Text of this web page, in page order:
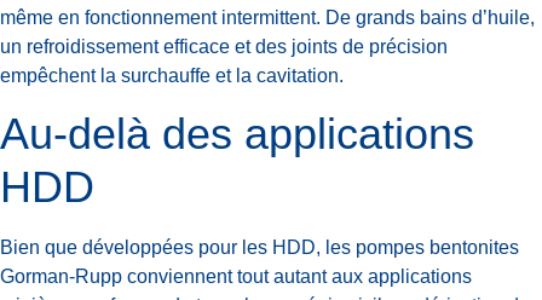
même en fonctionnement intermittent. De grands bains d’huile,
un refroidissement efficace et des joints de précision
empêchent la surchauffe et la cavitation.
Au-delà des applications
HDD
Bien que développées pour les HDD, les pompes bentonites
Gorman-Rupp conviennent tout autant aux applications